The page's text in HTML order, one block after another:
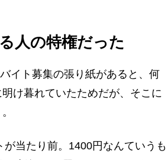
人の特権だった
イト募集の張り紙があると、何
け暮れていたためだが、そこに
が当たり前。1400円なんていうも